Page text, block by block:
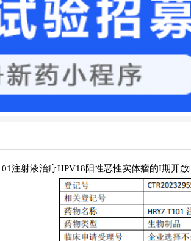
射液治疗HPV18阳性恶性实体瘤的I期开放